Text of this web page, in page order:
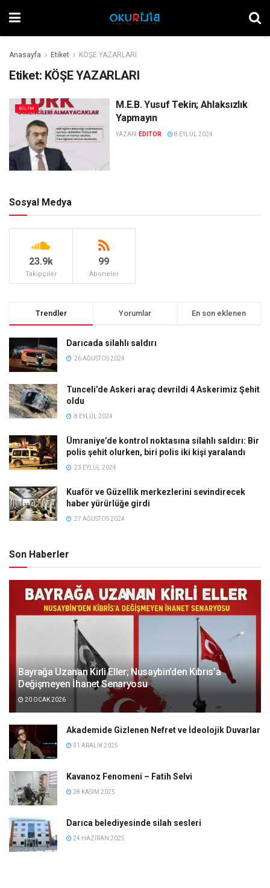
Anasayfa Etiket KÖŞE YAZARLARI
Etiket: KÖŞE YAZARLARI
BILIM
M.E.B. Yusuf Tekin; Ahlaksızlık
Yapmayın
YAZAN: EDITOR 8 EYLÜL 2024
Sosyal Medya
23.9k
Takipçiler
99
Aboneler
Trendler Yorumlar En son eklenen
Darıcada silahlı saldırı
26 AĞUSTOS 2024
Tunceli’de Askeri araç devrildi 4 Askerimiz Şehit
oldu
8 EYLÜL 2024
Ümraniye’de kontrol noktasına silahlı saldırı: Bir
polis şehit olurken, biri polis iki kişi yaralandı
23 EYLÜL 2024
Kuaför ve Güzellik merkezlerini sevindirecek
haber yürürlüğe girdi
27 AĞUSTOS 2024
Son Haberler
Bayrağa Uzanan Kirli Eller; Nusaybin’den Kıbrıs’a
Değişmeyen İhanet Senaryosu
20 OCAK 2026
Akademide Gizlenen Nefret ve İdeolojik Duvarlar
31 ARALIK 2025
Kavanoz Fenomeni – Fatih Selvi
28 KASIM 2025
Darıca belediyesinde silah sesleri
24 HAZIRAN 2025